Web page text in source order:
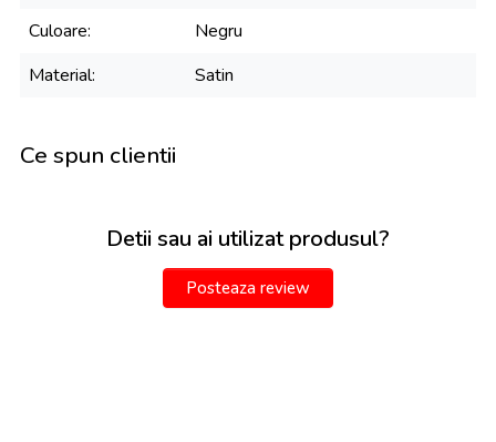
Culoare
Negru
Material
Satin
Ce spun clientii
Detii sau ai utilizat produsul?
Posteaza review